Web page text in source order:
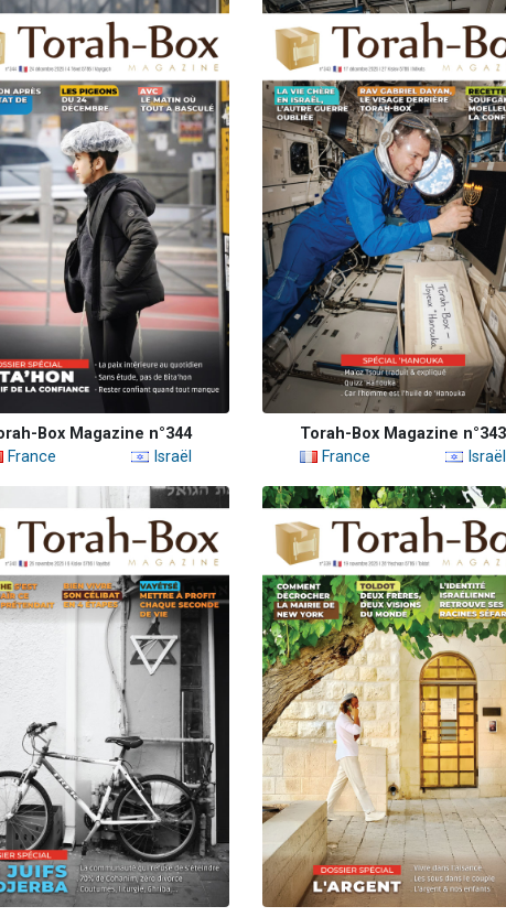
Box Magazine n°344
France
Israël
Torah-Box Magazine n°343
France
Israël